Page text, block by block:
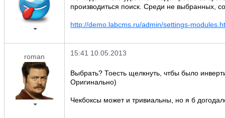
производиться поиск. Среди не выбранных,
http://demo.labcms.ru/admin/settings-
roman 15:41 10.05.2013
Выбрать? Тоесть щелкнуть, чтбы было
Оригинально)
Чекбоксы может и тривиальны, но я б